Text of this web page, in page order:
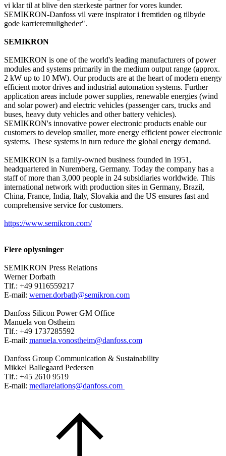
vi klar til at blive den stærkeste partner for vores kunder.
SEMIKRON-Danfoss vil være inspirator i fremtiden og tilbyde
gode karrieremuligheder".
SEMIKRON
SEMIKRON is one of the world's leading manufacturers of power
modules and systems primarily in the medium output range (approx.
2 kW up to 10 MW). Our products are at the heart of modern energy
efficient motor drives and industrial automation systems. Further
application areas include power supplies, renewable energies (wind
and solar power) and electric vehicles (passenger cars, trucks and
buses, heavy duty vehicles and other battery vehicles).
SEMIKRON's innovative power electronic products enable our
customers to develop smaller, more energy efficient power electronic
systems. These systems in turn reduce the global energy demand.
SEMIKRON is a family-owned business founded in 1951,
headquartered in Nuremberg, Germany. Today the company has a
staff of more than 3,000 people in 24 subsidiaries worldwide. This
international network with production sites in Germany, Brazil,
China, France, India, Italy, Slovakia and the US ensures fast and
comprehensive service for customers.
https://www.semikron.com/
Flere oplysninger
SEMIKRON Press Relations
Werner Dorbath
Tlf.: +49 9116559217
E-mail: werner.dorbath@semikron.com
Danfoss Silicon Power GM Office
Manuela von Ostheim
Tlf.: +49 1737285592
E-mail: manuela.vonostheim@danfoss.com
Danfoss Group Communication & Sustainability
Mikkel Ballegaard Pedersen
Tlf.: +45 2610 9519
E-mail: mediarelations@danfoss.com